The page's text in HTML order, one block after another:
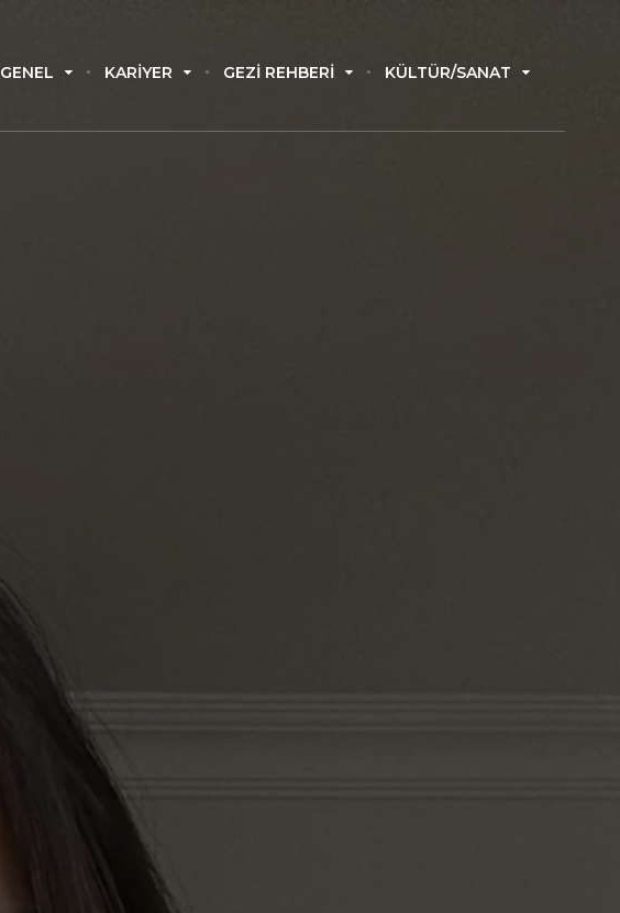
GENEL KARIYER GEZI REHBERI KÜLTÜR/SANAT